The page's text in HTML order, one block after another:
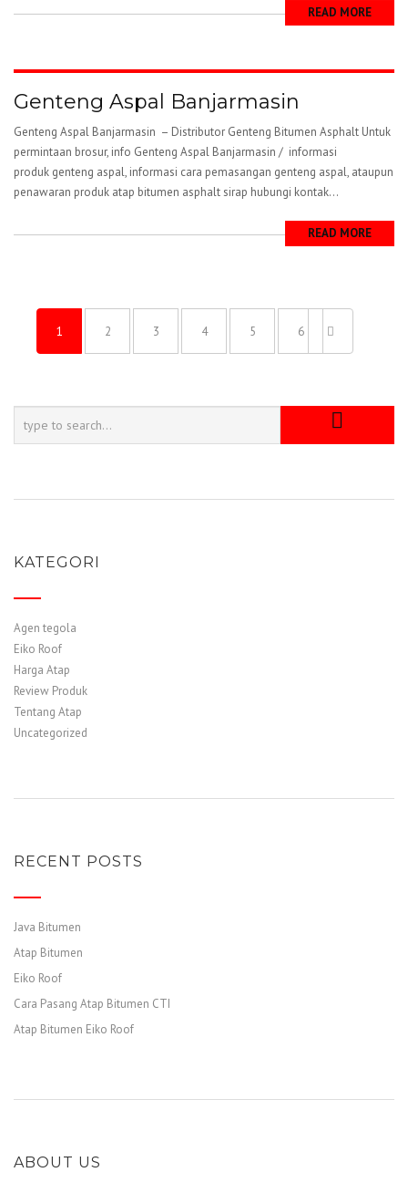
READ MORE
Genteng Aspal Banjarmasin
Genteng Aspal Banjarmasin – Distributor Genteng Bitumen Asphalt Untuk
permintaan brosur, info Genteng Aspal Banjarmasin / informasi
produk genteng aspal, informasi cara pemasangan genteng aspal, ataupun
penawaran produk atap bitumen asphalt sirap hubungi kontak...
READ MORE
1 2 3 4 5 6
KATEGORI
Agen tegola
Eiko Roof
Harga Atap
Review Produk
Tentang Atap
Uncategorized
RECENT POSTS
Java Bitumen
Atap Bitumen
Eiko Roof
Cara Pasang Atap Bitumen CTI
Atap Bitumen Eiko Roof
ABOUT US